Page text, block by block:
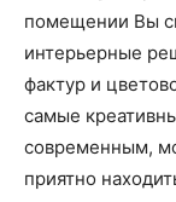
помещении Вы
интерьерные
фактур и
самые
современным,
приятно